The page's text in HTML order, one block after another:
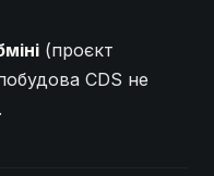
(проєкт
CDS не